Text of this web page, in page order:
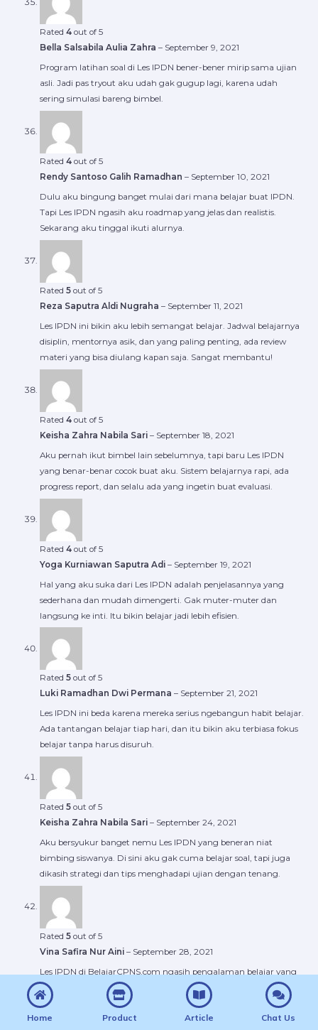
Rated 4out of 5
Bella Salsabila Aulia Zahra – September 9, 2021
Program latihan soal di Les IPDN bener-bener mirip sama ujian
asli. Jadi pas tryout aku udah gak gugup lagi, karena udah
sering simulasi bareng bimbel.
Rated 4out of 5
Rendy Santoso Galih Ramadhan – September 10, 2021
Dulu aku bingung banget mulai dari mana belajar buat IPDN.
Tapi Les IPDN ngasih aku roadmap yang jelas dan realistis.
Sekarang aku tinggal ikuti alurnya.
Rated 5out of 5
Reza Saputra Aldi Nugraha – September 11, 2021
Les IPDN ini bikin aku lebih semangat belajar. Jadwal belajarnya
disiplin, mentornya asik, dan yang paling penting, ada review
materi yang bisa diulang kapan saja. Sangat membantu!
Rated 4out of 5
Keisha Zahra Nabila Sari – September 18, 2021
Aku pernah ikut bimbel lain sebelumnya, tapi baru Les IPDN
yang benar-benar cocok buat aku. Sistem belajarnya rapi, ada
progress report, dan selalu ada yang ingetin buat evaluasi.
Rated 4out of 5
Yoga Kurniawan Saputra Adi – September 19, 2021
Hal yang aku suka dari Les IPDN adalah penjelasannya yang
sederhana dan mudah dimengerti. Gak muter-muter dan
langsung ke inti. Itu bikin belajar jadi lebih efisien.
Rated 5out of 5
Luki Ramadhan Dwi Permana – September 21, 2021
Les IPDN ini beda karena mereka serius ngebangun habit belajar.
Ada tantangan belajar tiap hari, dan itu bikin aku terbiasa fokus
belajar tanpa harus disuruh.
Rated 5out of 5
Keisha Zahra Nabila Sari – September 24, 2021
Aku bersyukur banget nemu Les IPDN yang beneran niat
bimbing siswanya. Di sini aku gak cuma belajar soal, tapi juga
dikasih strategi dan tips menghadapi ujian dengan tenang.
Rated 5out of 5
Vina Safira Nur Aini – September 28, 2021
Les IPDN di BelajarCPNS.com ngasih pengalaman belajar yang
beda. Kelasnya nyaman, suasananya gak bikin stres, dan setiap
sesi selalu ada hal baru yang aku pelajari.
Home Product Article Chat Us